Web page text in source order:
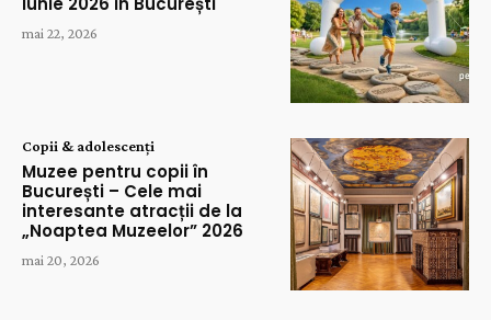
mai 22, 2026
Copii & adolescenți
Muzee pentru copii în
București – Cele mai
interesante atracții de la
„Noaptea Muzeelor” 2026
mai 20, 2026